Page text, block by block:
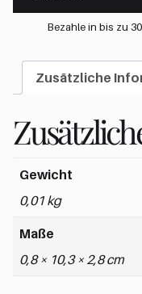
Bezahle in bis zu
Zusätzliche
Gewicht
0,01 kg
Maße
0,8 × 10,3 × 2,8 cm